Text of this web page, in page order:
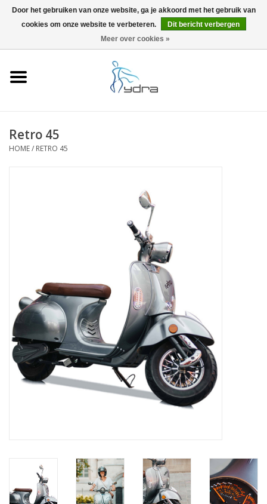
0 Artikelen - €0,00
Retro 45
HOME/ RETRO 45
Door het gebruiken van onze website, ga je akkoord met het gebruik van
cookies om onze website te verbeteren.
Dit bericht verbergen
Meer over cookies »